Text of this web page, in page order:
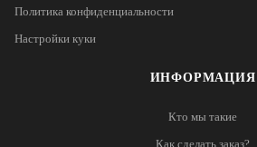
ИНФОРМАЦИЯ
Кто мы такие
Как сделать заказ?
Политика конфиденциальности
Настройки куки